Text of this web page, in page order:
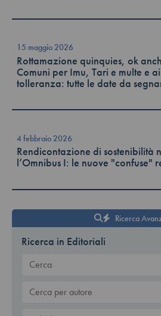
15 maggio 2026
Rottamazione quinquies, ok
Comuni per Imu, Tari e multe e
tolleranza: tutte le date da
4 febbraio 2026
Rendicontazione di sostenibilità
l’Omnibus I: le nuove "confuse"
Ricerca
Ricerca in Editoriali